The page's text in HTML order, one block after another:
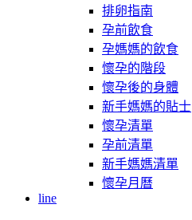
排卵指南
孕前飲食
孕媽媽的飲食
懷孕的階段
懷孕後的身體
新手媽媽的貼士
懷孕清單
孕前清單
新手媽媽清單
懷孕月曆
line